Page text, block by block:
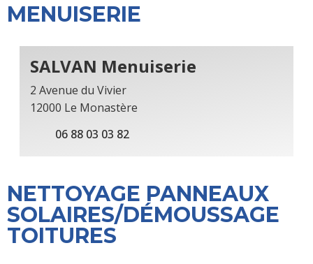
MENUISERIE
SALVAN Menuiserie
2 Avenue du Vivier
12000 Le Monastère
06 88 03 03 82
NETTOYAGE PANNEAUX
SOLAIRES/DÉMOUSSAGE
TOITURES